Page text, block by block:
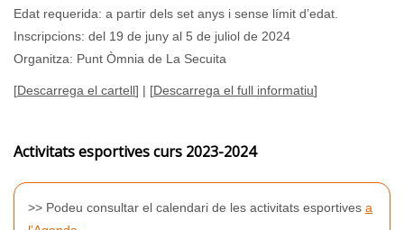
Edat requerida: a partir dels set anys i sense límit d’edat.
Inscripcions: del 19 de juny al 5 de juliol de 2024
Organitza: Punt Òmnia de La Secuita
[Descarrega el cartell] | [Descarrega el full informatiu]
Activitats esportives curs 2023-2024
>> Podeu consultar el calendari de les activitats esportives a